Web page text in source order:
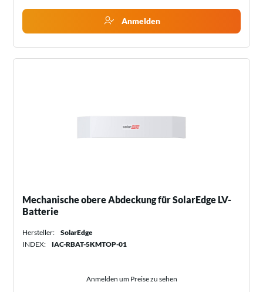
Anmelden
Mechanische obere Abdeckung für SolarEdge LV-
Batterie
Hersteller:
SolarEdge
INDEX:
IAC-RBAT-5KMTOP-01
Anmelden um Preise zu sehen